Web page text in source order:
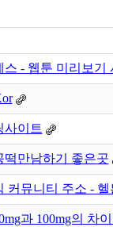
스 - 웹툰 미리보기
사이트
떡만남하기 좋은곳
커뮤니티 주소 -
과 100mg의 차